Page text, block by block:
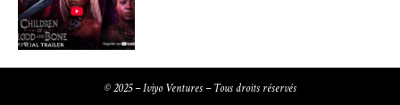
© 2025 – Iviyo Ventures – Tous droits réservés